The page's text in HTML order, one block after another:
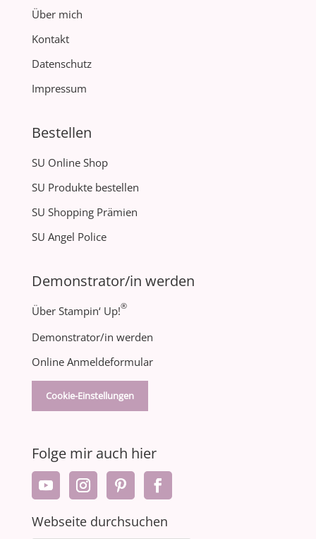
Über mich
Kontakt
Datenschutz
Impressum
Bestellen
SU Online Shop
SU Produkte bestellen
SU Shopping Prämien
SU Angel Police
Demonstrator/in werden
Über Stampin‘ Up!®
Demonstrator/in werden
Online Anmeldeformular
Cookie-Einstellungen
Folge mir auch hier
Webseite durchsuchen